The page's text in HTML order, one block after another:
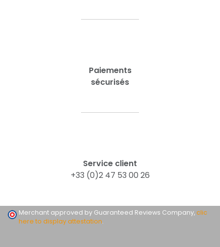
Paiements
sécurisés
Service client
+33 (0)2 47 53 00 26
Merchant approved by Guaranteed Reviews Company,clic
here to display attestation.